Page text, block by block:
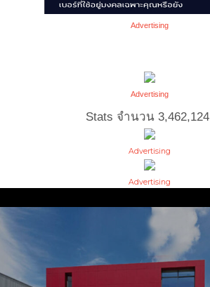
Advertising
Advertising
Stats จำนวน 3,462,124
Advertising
Advertising